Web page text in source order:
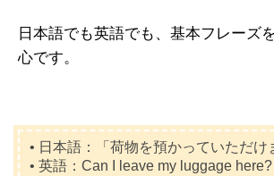
日本語でも英語でも、基本フレーズ
心です。
• 日本語：「荷物を預かっていただけ
• 英語：Can I leave my luggage here?